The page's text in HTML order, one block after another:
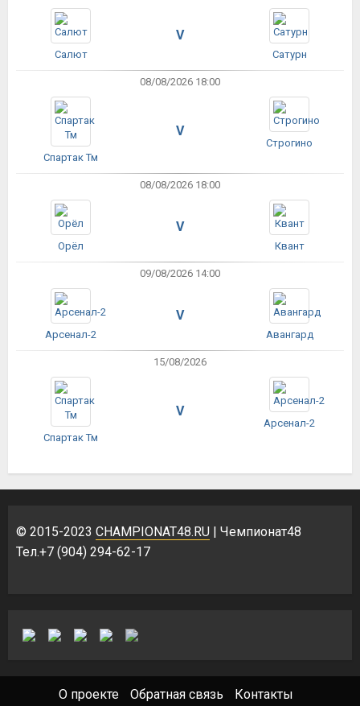
Салют
V
Сатурн
08/08/2026 18:00
Спартак Тм
V
Строгино
08/08/2026 18:00
Орёл
V
Квант
09/08/2026 14:00
Арсенал-2
V
Авангард
15/08/2026
Спартак Тм
V
Арсенал-2
© 2015-2023 CHAMPIONAT48.RU | Чемпионат48
Тел.+7 (904) 294-62-17
О проекте Обратная связь Контакты